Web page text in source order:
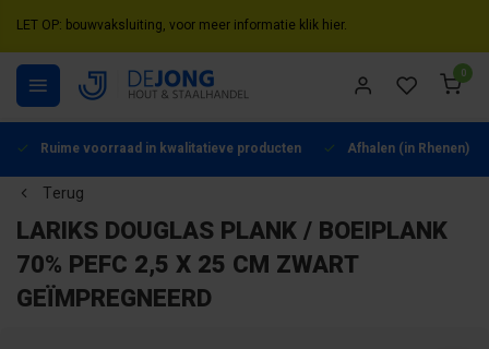
LET OP: bouwvaksluiting, voor meer informatie klik hier.
0
Ruime voorraad in kwalitatieve producten Afhalen (in Rhenen)
Terug
LARIKS DOUGLAS PLANK / BOEIPLANK
70% PEFC 2,5 X 25 CM ZWART
GEÏMPREGNEERD